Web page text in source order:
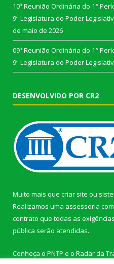
10ª Reunião Ordinária do 1°
9ª Legislatura do Poder
de maio de 2026
09ª Reunião Ordinária do 1°
9ª Legislatura do Poder
DESENVOLVIDO POR CR2
Muito mais que criar site ou
Realizamos uma assessoria
contrato que todas as
pública serão atendidas.
Conheça o PNTP e o Radar da